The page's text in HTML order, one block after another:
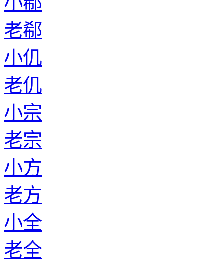
老郗
小仉
老仉
小宗
老宗
小方
老方
小全
老全